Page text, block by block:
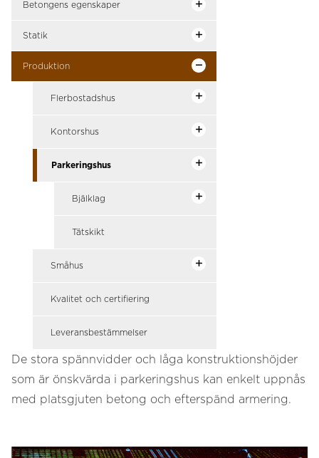
Betongens egenskaper
Statik
Produktion
Flerbostadshus
Kontorshus
Parkeringshus
Bjälklag
Tätskikt
Småhus
Kvalitet och certifiering
Leveransbestämmelser
De stora spännvidder och låga konstruktionshöjder
som är önskvärda i parkeringshus kan enkelt uppnås
med platsgjuten betong och efterspänd armering.